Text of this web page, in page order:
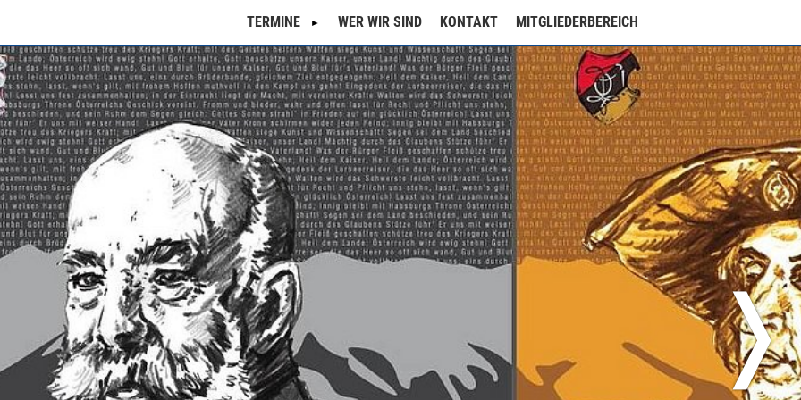
TERMINE
Kalender
Semesterprogramm
WER WIR SIND KONTAKT MITGLIEDERBEREICH
❭